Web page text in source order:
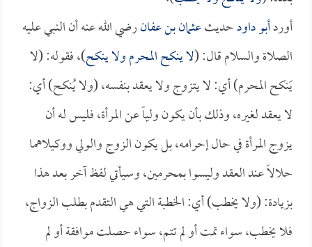
أوردأبو داودحديثعثمان بن عفانرضي الله عنه أن النبي عليه
الصلاة والسلام قال: (لا ينكح المحرم ولا ينكح)، فقوله: (لا
يَنكح المحرم) أي: لا يتزوج ولا يعقد بنفسه، (ولا يُنكح) أي:
لا يعقد لغيره، وذلك بأن يكون ولياً عن المرأة، فليس له أن
يزوج المرأة في حال إحرامه، بل يكون الزوج والولي ووكيلاهما
حلالاً عند العقد وليسوا بمحرمين، وسيأتي لفظ آخر بعد هذا
بزيادة: (ولا يخطب) أي: الخطبة التي هي التقدم بطلب الزواج،
فلا يخطب، سواء تمت أو لم تتم، سواء حصلت موافقة أو لم